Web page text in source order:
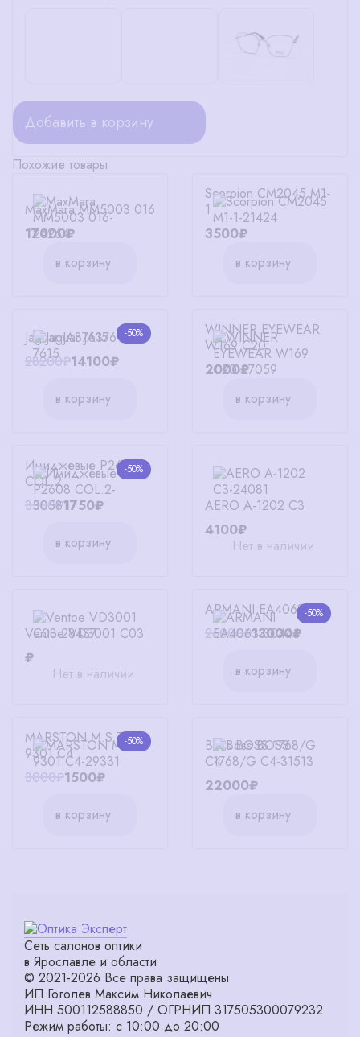
Добавить в корзину
Похожие товары
MaxMara MM5003 016
17000₽
в корзину
Scorpion СМ2045 М1-
1
3500₽
в корзину
-50%
Jaguar JA37615
28200₽14100₽
в корзину
WINNER EYEWEAR
W169 C20
2000₽
в корзину
-50%
Имиджевые P2608
COL.2
3500₽1750₽
в корзину
AERO А-1202 С3
4100₽
Нет в наличии
Ventoe VD3001 C03
₽
Нет в наличии
-50%
ARMANI EA4063
26000₽13000₽
в корзину
-50%
MARSTON M.S.T
9301 C4
3000₽1500₽
в корзину
Boss BOSS 1768/G
C4
22000₽
в корзину
Сеть салонов оптики
в Ярославле и области
© 2021-2026 Все права защищены
ИП Гоголев Максим Николаевич
ИНН 500112588850 / ОГРНИП 317505300079232
Режим работы: с 10:00 до 20:00